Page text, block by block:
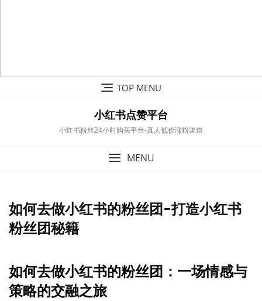
TOP MENU
小红书点赞平台
小红书粉丝24小时购买平台-真人低价涨粉渠道
MENU
如何去做小红书的粉丝团-打造小红书
粉丝团秘籍
如何去做小红书的粉丝团：一场情感与
策略的交融之旅